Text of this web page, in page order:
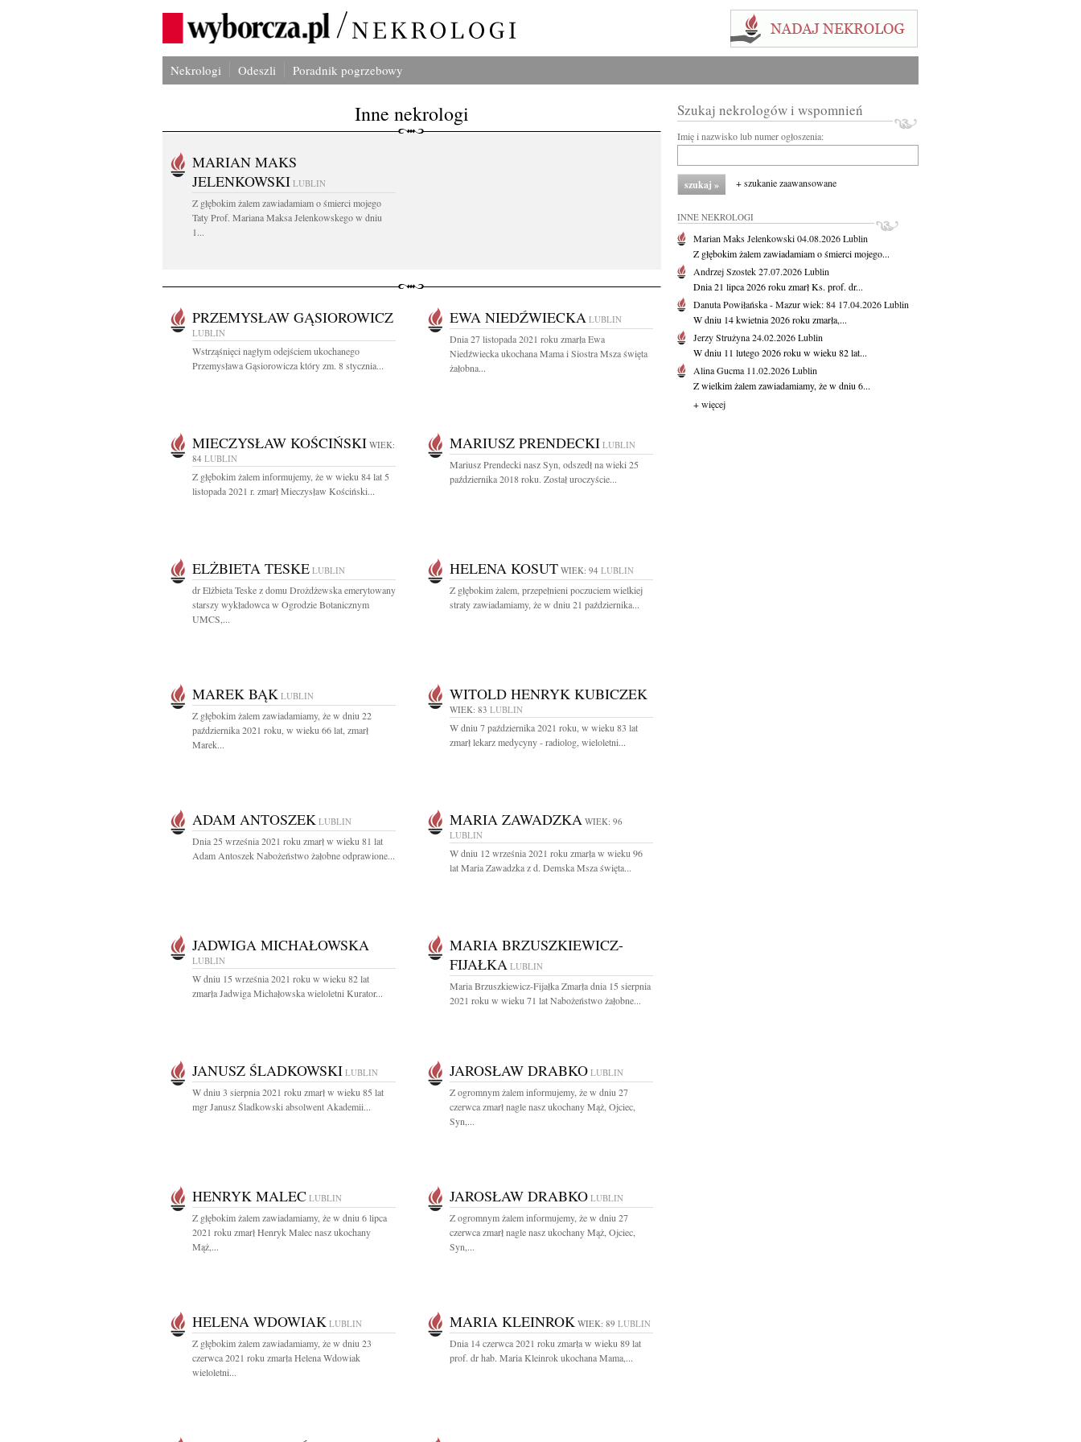
Nekrologi Odeszli Poradnik pogrzebowy
Inne nekrologi
MARIAN MAKS
JELENKOWSKI LUBLIN
Z głębokim żalem zawiadamiam o śmierci mojego
Taty Prof. Mariana Maksa Jelenkowskego w dniu
1...
PRZEMYSŁAW GĄSIOROWICZ
LUBLIN
Wstrząśnięci nagłym odejściem ukochanego
Przemysława Gąsiorowicza który zm. 8 stycznia...
EWA NIEDŹWIECKA LUBLIN
Dnia 27 listopada 2021 roku zmarła Ewa
Niedźwiecka ukochana Mama i Siostra Msza święta
żałobna...
MIECZYSŁAW KOŚCIŃSKI WIEK:
84 LUBLIN
Z głębokim żalem informujemy, że w wieku 84 lat 5
listopada 2021 r. zmarł Mieczysław Kościński...
MARIUSZ PRENDECKI LUBLIN
Mariusz Prendecki nasz Syn, odszedł na wieki 25
października 2018 roku. Został uroczyście...
ELŻBIETA TESKE LUBLIN
dr Elżbieta Teske z domu Drożdżewska emerytowany
starszy wykładowca w Ogrodzie Botanicznym
UMCS,...
HELENA KOSUT WIEK: 94 LUBLIN
Z głębokim żalem, przepełnieni poczuciem wielkiej
straty zawiadamiamy, że w dniu 21 października...
MAREK BĄK LUBLIN
Z głębokim żalem zawiadamiamy, że w dniu 22
października 2021 roku, w wieku 66 lat, zmarł
Marek...
WITOLD HENRYK KUBICZEK
WIEK: 83 LUBLIN
W dniu 7 października 2021 roku, w wieku 83 lat
zmarł lekarz medycyny - radiolog, wieloletni...
ADAM ANTOSZEK LUBLIN
Dnia 25 września 2021 roku zmarł w wieku 81 lat
Adam Antoszek Nabożeństwo żałobne odprawione...
MARIA ZAWADZKA WIEK: 96
LUBLIN
W dniu 12 września 2021 roku zmarła w wieku 96
lat Maria Zawadzka z d. Demska Msza święta...
JADWIGA MICHAŁOWSKA
LUBLIN
W dniu 15 września 2021 roku w wieku 82 lat
zmarła Jadwiga Michałowska wieloletni Kurator...
MARIA BRZUSZKIEWICZ-
FIJAŁKA LUBLIN
Maria Brzuszkiewicz-Fijałka Zmarła dnia 15 sierpnia
2021 roku w wieku 71 lat Nabożeństwo żałobne...
JANUSZ ŚLADKOWSKI LUBLIN
W dniu 3 sierpnia 2021 roku zmarł w wieku 85 lat
mgr Janusz Śladkowski absolwent Akademii...
JAROSŁAW DRABKO LUBLIN
Z ogromnym żalem informujemy, że w dniu 27
czerwca zmarł nagle nasz ukochany Mąż, Ojciec,
Syn,...
HENRYK MALEC LUBLIN
Z głębokim żalem zawiadamiamy, że w dniu 6 lipca
2021 roku zmarł Henryk Malec nasz ukochany
Mąż,...
JAROSŁAW DRABKO LUBLIN
Z ogromnym żalem informujemy, że w dniu 27
czerwca zmarł nagle nasz ukochany Mąż, Ojciec,
Syn,...
HELENA WDOWIAK LUBLIN
Z głębokim żalem zawiadamiamy, że w dniu 23
czerwca 2021 roku zmarła Helena Wdowiak
wieloletni...
MARIA KLEINROK WIEK: 89 LUBLIN
Dnia 14 czerwca 2021 roku zmarła w wieku 89 lat
prof. dr hab. Maria Kleinrok ukochana Mama,...
Szukaj nekrologów i wspomnień
Imię i nazwisko lub numer ogłoszenia:
+ szukanie zaawansowane
INNE NEKROLOGI
Marian Maks Jelenkowski04.08.2026Lublin
Z głębokim żalem zawiadamiam o śmierci mojego...
Andrzej Szostek27.07.2026Lublin
Dnia 21 lipca 2026 roku zmarł Ks. prof. dr...
Danuta Powiłańska - Mazurwiek: 84 17.04.2026Lublin
W dniu 14 kwietnia 2026 roku zmarła,...
Jerzy Strużyna24.02.2026Lublin
W dniu 11 lutego 2026 roku w wieku 82 lat...
Alina Gucma 11.02.2026Lublin
Z wielkim żalem zawiadamiamy, że w dniu 6...
+ więcej